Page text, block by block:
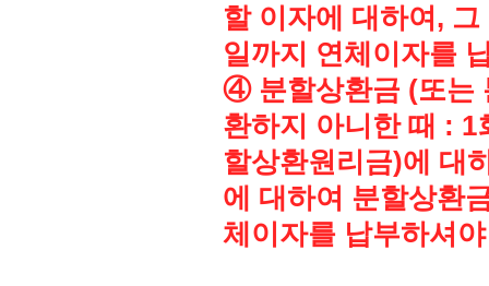
할 이자에 대하여,
일까지 연체이자를
④ 분할상환금 (또는
환하지 아니한 때 : 1
할상환원리금)에 대
에 대하여 분할상환
체이자를 납부하셔